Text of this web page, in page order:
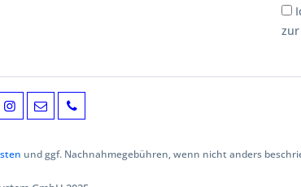
und ggf. Nachnahmegebühren, wenn nicht anders